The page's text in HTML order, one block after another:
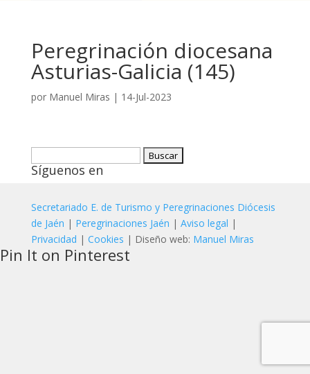
Peregrinación diocesana
Asturias-Galicia (145)
por Manuel Miras | 14-Jul-2023
Síguenos en
Secretariado E. de Turismo y Peregrinaciones Diócesis
de Jaén | Peregrinaciones Jaén | Aviso legal |
Privacidad | Cookies | Diseño web: Manuel Miras
Pin It on Pinterest